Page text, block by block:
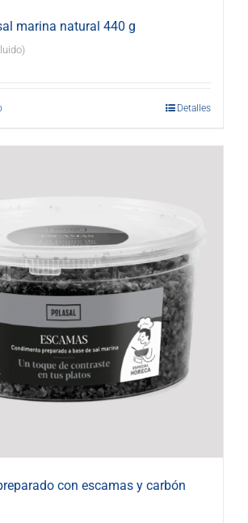
marina natural 440 g
Detalles
con escamas y carbón